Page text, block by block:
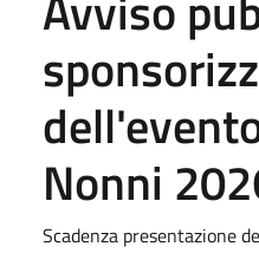
Nonni
Scadenza presentazione